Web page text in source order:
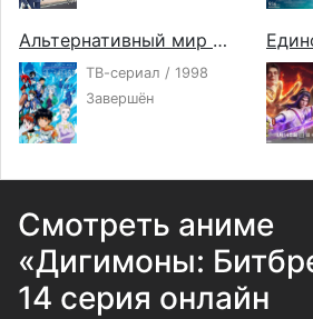
Альтернативный мир Эль-Хазард
ТВ-сериал / 1998
Завершён
Смотреть аниме
«Дигимоны:
14 серия онлайн